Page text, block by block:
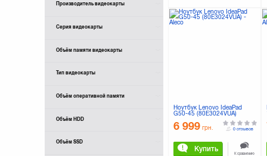
Производитель видеокарты
Серия видеокарты
Объём памяти видеокарты
Тип видеокарты
Объём оперативной памяти
Объём HDD
Объём SSD
Ноутбук Lenovo IdeaPad
G50-45 (80E3024VUA)
6 999 грн.
Купить
0 отзывов
К сравнению